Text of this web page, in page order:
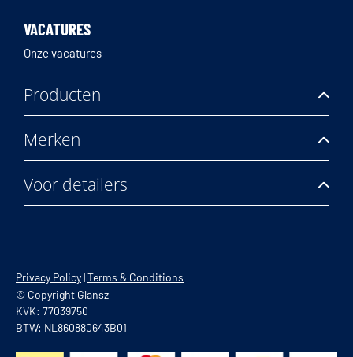
VACATURES
Onze vacatures
Producten
Merken
Voor detailers
Privacy Policy|Terms & Conditions
© Copyright Glansz
KVK: 77039750
BTW: NL860880643B01